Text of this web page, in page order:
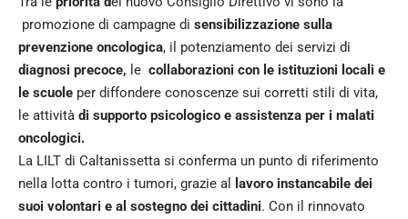
promozione di campagne di sensibilizzazione sulla
prevenzione oncologica, il potenziamento dei servizi di
diagnosi precoce, le collaborazioni con le istituzioni locali e
le scuole per diffondere conoscenze sui corretti stili di vita,
le attività di supporto psicologico e assistenza per i malati
oncologici.
La LILT di Caltanissetta si conferma un punto di riferimento
nella lotta contro i tumori, grazie al
lavoro instancabile dei
suoi volontari e al sostegno dei cittadini. Con il rinnovato